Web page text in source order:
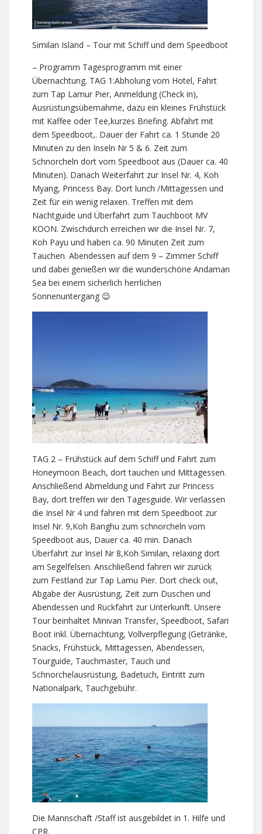
Similan Island – Tour mit Schiff und dem Speedboot
– Programm Tagesprogramm mit einer
Übernachtung. TAG 1:Abholung vom Hotel, Fahrt
zum Tap Lamur Pier, Anmeldung (Check in),
Ausrüstungsübernahme, dazu ein kleines Frühstück
mit Kaffee oder Tee,kurzes Briefing. Abfahrt mit
dem Speedboot,. Dauer der Fahrt ca. 1 Stunde 20
Minuten zu den Inseln Nr 5 & 6. Zeit zum
Schnorcheln dort vom Speedboot aus (Dauer ca. 40
Minuten). Danach Weiterfahrt zur Insel Nr. 4, Koh
Myang, Princess Bay. Dort lunch /Mittagessen und
Zeit für ein wenig relaxen. Treffen mit dem
Nachtguide und Überfahrt zum Tauchboot MV
KOON. Zwischdurch erreichen wir die Insel Nr. 7,
Koh Payu und haben ca. 90 Minuten Zeit zum
Tauchen. Abendessen auf dem 9 – Zimmer Schiff
und dabei genießen wir die wunderschöne Andaman
Sea bei einem sicherlich herrlichen
Sonnenuntergang 😉
TAG 2 – Frühstück auf dem Schiff und Fahrt zum
Honeymoon Beach, dort tauchen und Mittagessen.
Anschließend Abmeldung und Fahrt zur Princess
Bay, dort treffen wir den Tagesguide. Wir verlassen
die Insel Nr 4 und fahren mit dem Speedboot zur
Insel Nr. 9,Koh Banghu zum schnorcheln vom
Speedboot aus, Dauer ca. 40 min. Danach
Überfahrt zur Insel Nr 8,Koh Similan, relaxing dort
am Segelfelsen. Anschließend fahren wir zurück
zum Festland zur Tap Lamu Pier. Dort check out,
Abgabe der Ausrüstung, Zeit zum Duschen und
Abendessen und Rückfahrt zur Unterkunft. Unsere
Tour beinhaltet Minivan Transfer, Speedboot, Safari
Boot inkl. Übernachtung, Vollverpflegung (Getränke,
Snacks, Frühstück, Mittagessen, Abendessen,
Tourguide, Tauchmaster, Tauch und
Schnorchelausrüstung, Badetuch, Eintritt zum
Nationalpark, Tauchgebühr.
Die Mannschaft /Staff ist ausgebildet in 1. Hilfe und
CPR.